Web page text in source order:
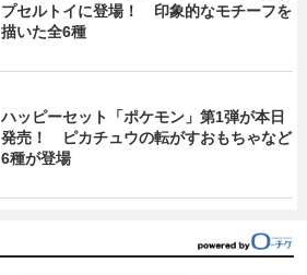
プセルトイに登場！ 印象的なモチーフを
描いた全6種
ハッピーセット「ポケモン」第1弾が本日
発売！ ピカチュウの転がすおもちゃなど
6種が登場